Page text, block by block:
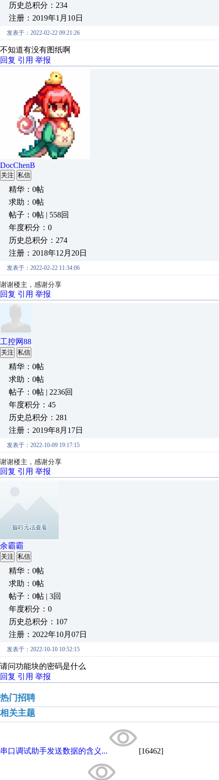
历史总积分：234
注册：2019年1月10日
发表于：2022-02-22 09:21:26
不知道有没有图纸啊
回复 引用 举报
DocChenB
关注 私信
精华：0帖
求助：0帖
帖子：0帖 | 558回
年度积分：0
历史总积分：274
注册：2018年12月20日
发表于：2022-02-22 11:34:06
谢谢楼主，感谢分享
回复 引用 举报
工控网88
关注 私信
精华：0帖
求助：0帖
帖子：0帖 | 2236回
年度积分：45
历史总积分：281
注册：2019年8月17日
发表于：2022-10-09 19:17:15
谢谢楼主，感谢分享
回复 引用 举报
余霸霸
关注 私信
精华：0帖
求助：0帖
帖子：0帖 | 3回
年度积分：0
历史总积分：107
注册：2022年10月07日
发表于：2022-10-10 10:52:15
请问功能块的密码是什么
回复 引用 举报
热门招聘
相关主题
串口调试助手发送数据的含义... [16462]